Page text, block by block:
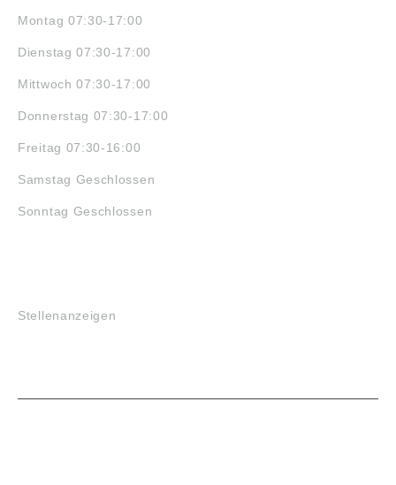
Montag 07:30-17:00
Dienstag 07:30-17:00
Mittwoch 07:30-17:00
Donnerstag 07:30-17:00
Freitag 07:30-16:00
Samstag Geschlossen
Sonntag Geschlossen
Stellenanzeigen